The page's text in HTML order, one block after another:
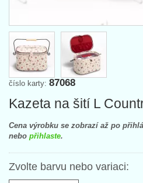
číslo karty: 87068
Kazeta na šití L
Cena výrobku se zobrazí až po
nebo přihlaste.
Zvolte barvu nebo variaci: